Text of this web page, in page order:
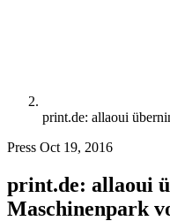
print.de: allaoui
Press Oct 19, 2016
print.de: allaoui
Maschinenpark